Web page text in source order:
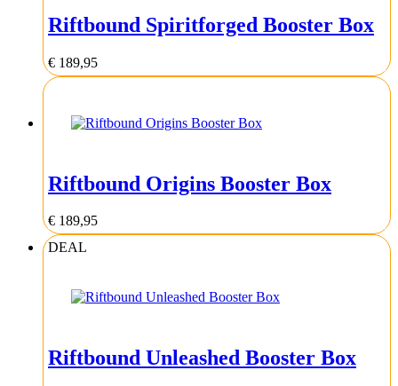
Riftbound Spiritforged Booster Box
€ 189,95
Riftbound Origins Booster Box
€ 189,95
DEAL
Riftbound Unleashed Booster Box